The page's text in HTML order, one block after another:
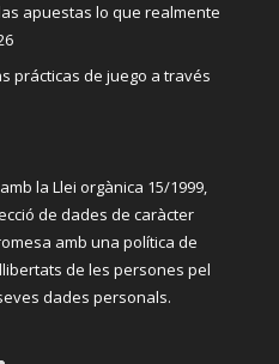
apuestas lo que realmente
prácticas de juego a través
la Llei orgànica 15/1999,
de dades de caràcter
amb una política de
de les persones pel
dades personals.